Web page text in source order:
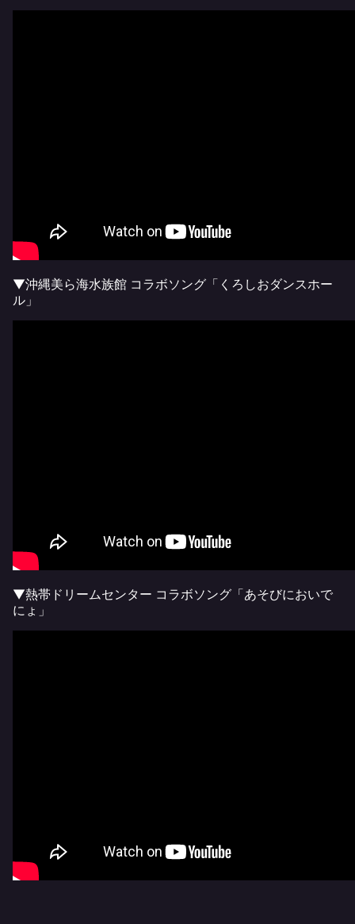
▼沖縄美ら海水族館 コラボソング「くろしおダンスホー
ル」
▼熱帯ドリームセンター コラボソング「あそびにおいで
にょ」